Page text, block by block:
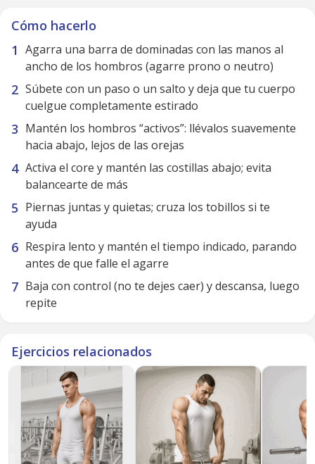
Cómo hacerlo
Agarra una barra de dominadas con las manos al
ancho de los hombros (agarre prono o neutro)
Súbete con un paso o un salto y deja que tu cuerpo
cuelgue completamente estirado
Mantén los hombros “activos”: llévalos suavemente
hacia abajo, lejos de las orejas
Activa el core y mantén las costillas abajo; evita
balancearte de más
Piernas juntas y quietas; cruza los tobillos si te
ayuda
Respira lento y mantén el tiempo indicado, parando
antes de que falle el agarre
Baja con control (no te dejes caer) y descansa, luego
repite
Ejercicios relacionados